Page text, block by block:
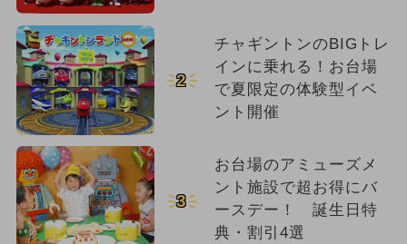
2
チャギントンのBIGトレ
インに乗れる！お台場
で夏限定の体験型イベ
ント開催
3
お台場のアミューズメ
ント施設で超お得にバ
ースデー！ 誕生日特
典・割引4選